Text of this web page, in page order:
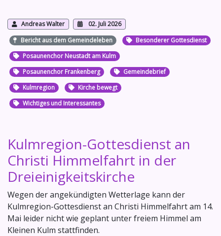
Andreas Walter
02. Juli 2026
Bericht aus dem Gemeindeleben
Besonderer Gottesdienst
Posaunenchor Neustadt am Kulm
Posaunenchor Frankenberg
Gemeindebrief
Kulmregion
Kirche bewegt
Wichtiges und Interessantes
Kulmregion-Gottesdienst an
Christi Himmelfahrt in der
Dreieinigkeitskirche
Wegen der angekündigten Wetterlage kann der
Kulmregion-Gottesdienst an Christi Himmelfahrt am 14.
Mai leider nicht wie geplant unter freiem Himmel am
Kleinen Kulm stattfinden.